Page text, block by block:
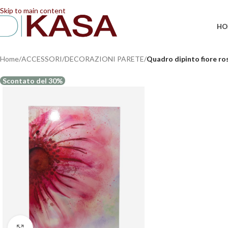
Skip to main content
Home/ACCESSORI/DECORAZIONI PARETE/Quadro dipinto fiore
Scontato del 30%